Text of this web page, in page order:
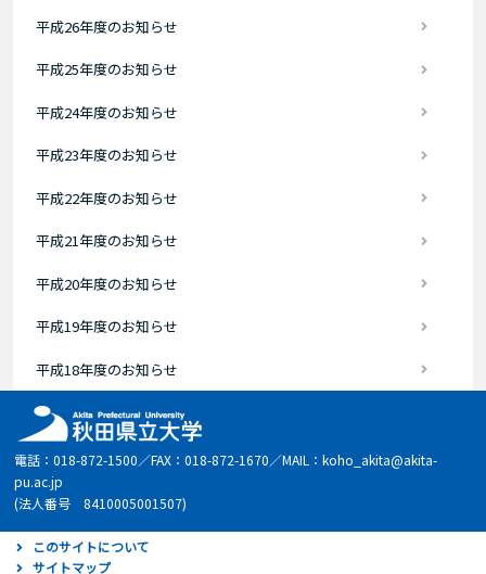
平成26年度のお知らせ
平成25年度のお知らせ
平成24年度のお知らせ
平成23年度のお知らせ
平成22年度のお知らせ
平成21年度のお知らせ
平成20年度のお知らせ
平成19年度のお知らせ
平成18年度のお知らせ
電話：018-872-1500／FAX：018-872-1670／MAIL：koho_akita@akita-
pu.ac.jp
(法人番号 8410005001507)
このサイトについて
サイトマップ